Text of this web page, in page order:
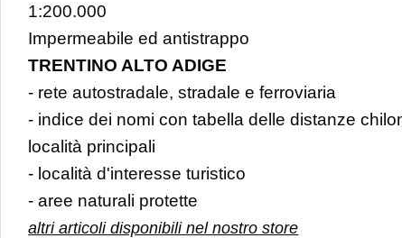
1:200.000
Impermeabile ed antistrappo
TRENTINO ALTO ADIGE
- rete autostradale, stradale e ferroviaria
- indice dei nomi con tabella delle distanze
località principali
- località d'interesse turistico
- aree naturali protette
altri articoli disponibili nel nostro store